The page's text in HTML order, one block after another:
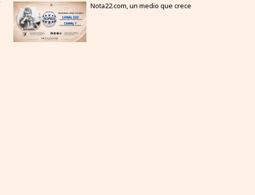
Nota22.com, un medio que crece